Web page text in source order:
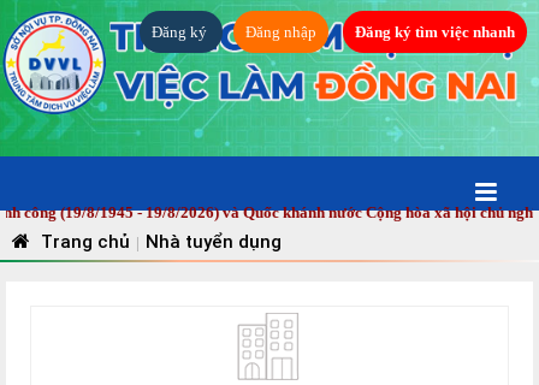
Đăng ký Đăng nhập Đăng ký tìm việc nhanh
(19/8/1945 - 19/8/2026) và Quốc khánh nước Cộng hòa xã hội chủ
Trang chủ | Nhà tuyển dụng